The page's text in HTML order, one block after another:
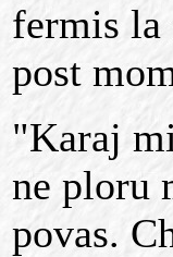
fermis la
post
"Karaj
ne ploru
povas.